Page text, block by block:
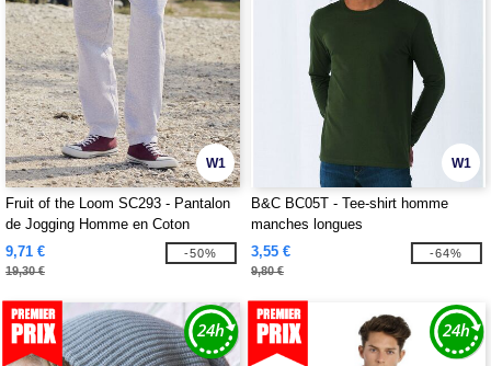
W1
Fruit of the Loom SC293 - Pantalon
de Jogging Homme en Coton
9,71 €
19,30 €
-50%
W1
B&C BC05T - Tee-shirt homme
manches longues
3,55 €
9,80 €
-64%